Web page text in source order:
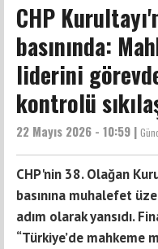
CHP
basınında:
liderini
kontrolü
22 Mayıs 2026 - 10:59 |
CHP'nin 38. Olağan
basınına muhalefet
adım olarak yansıdı.
“Türkiye’de mahkeme